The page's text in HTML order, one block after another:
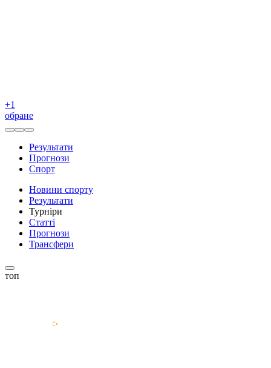
+1
обране
Результати
Прогнози
Спорт
Новини спорту
Результати
Турніри
Статті
Прогнози
Трансфери
топ